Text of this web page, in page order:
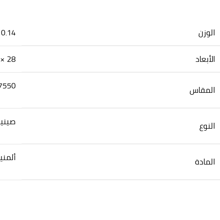
الوزن
0.14 كيلوجرام
الأبعاد
28 × 20 × 4 سنتيميتر
المقاس
النوع
المادة